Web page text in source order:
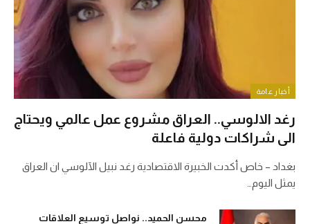
أخبار عامة
رغد الالوسي.. العراق مشروع عمل عالمي ويحتاج
الى شراكات دولية فاعلة
بغداد – خاص أكدت الخبيرة الاقتصادية رغد نبيل الآلوسي ان العراق
يمثل اليوم…
محسن الحميد.. نواصل توسيع العلاقات